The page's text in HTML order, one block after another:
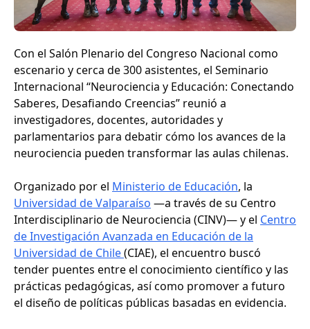
Con el Salón Plenario del Congreso Nacional como
escenario y cerca de 300 asistentes, el Seminario
Internacional “Neurociencia y Educación: Conectando
Saberes, Desafiando Creencias” reunió a
investigadores, docentes, autoridades y
parlamentarios para debatir cómo los avances de la
neurociencia pueden transformar las aulas chilenas.
Organizado por el Ministerio de Educación, la
Universidad de Valparaíso —a través de su Centro
Interdisciplinario de Neurociencia (CINV)— y el Centro
de Investigación Avanzada en Educación de la
Universidad de Chile(CIAE), el encuentro buscó
tender puentes entre el conocimiento científico y las
prácticas pedagógicas, así como promover a futuro
el diseño de políticas públicas basadas en evidencia.